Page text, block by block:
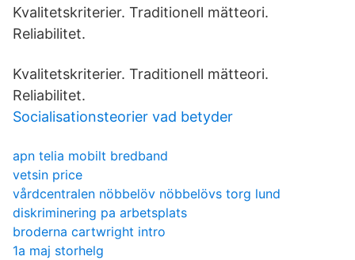
Kvalitetskriterier. Traditionell mätteori.
Reliabilitet.
Kvalitetskriterier. Traditionell mätteori.
Reliabilitet.
Socialisationsteorier vad betyder
apn telia mobilt bredband
vetsin price
vårdcentralen nöbbelöv nöbbelövs torg lund
diskriminering pa arbetsplats
broderna cartwright intro
1a maj storhelg